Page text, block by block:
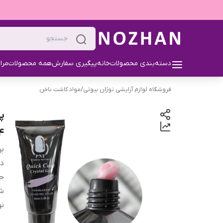
دسته‌بندی محصولاتخانهپیگیری سفارشهمه محصولات
فروشگاه لوازم آرایشی نوژان بیوتی/مواد کاشت ناخن